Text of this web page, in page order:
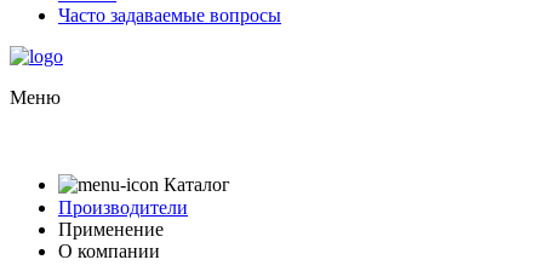
Часто задаваемые вопросы
Меню
Каталог
Производители
Применение
О компании